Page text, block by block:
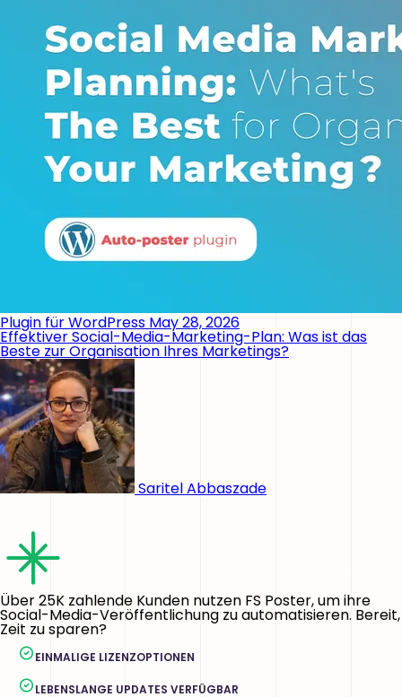
Plugin für WordPress May 28, 2026
Effektiver Social-Media-Marketing-Plan: Was ist das
Beste zur Organisation Ihres Marketings?
Saritel Abbaszade
Über 25K zahlende Kunden nutzen FS Poster, um ihre
Social-Media-Veröffentlichung zu automatisieren. Bereit,
Zeit zu sparen?
EINMALIGE LIZENZOPTIONEN
LEBENSLANGE UPDATES VERFÜGBAR